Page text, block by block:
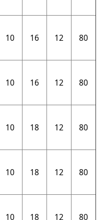
10 16 12 80
10 16 12 80
10 18 12 80
10 18 12 80
10 18 12 80